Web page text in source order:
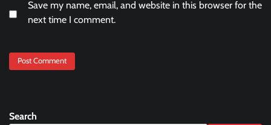
Save my name, email, and website in this browser for the
next time I comment.
Search